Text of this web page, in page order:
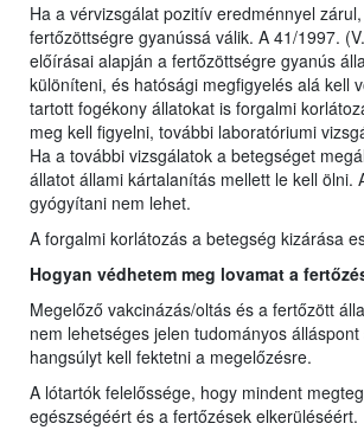
Ha a vérvizsgálat pozitív eredménnyel
fertőzöttségre gyanússá válik. A 41/1997.
előírásai alapján a fertőzöttségre gyanús
különíteni, és hatósági megfigyelés alá kell
tartott fogékony állatokat is forgalmi
meg kell figyelni, további laboratóriumi
Ha a további vizsgálatok a betegséget
állatot állami kártalanítás mellett le kell ölni.
gyógyítani nem lehet.
A forgalmi korlátozás a betegség kizárása
Hogyan védhetem meg lovamat a
Megelőző vakcinázás/oltás és a fertőzött
nem lehetséges jelen tudományos
hangsúlyt kell fektetni a megelőzésre.
A lótartók felelőssége, hogy mindent
egészségéért és a fertőzések elkerüléséért.